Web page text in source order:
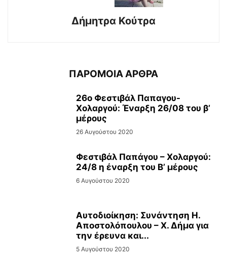
Δήμητρα Κούτρα
ΠΑΡΟΜΟΙΑ ΑΡΘΡΑ
26ο Φεστιβάλ Παπαγου-
Χολαργού: Έναρξη 26/08 του β’
μέρους
26 Αυγούστου 2020
Φεστιβάλ Παπάγου – Χολαργού:
24/8 η έναρξη του Β’ μέρους
6 Αυγούστου 2020
Αυτοδιοίκηση: Συνάντηση Η.
Αποστολόπουλου – Χ. Δήμα για
την έρευνα και...
5 Αυγούστου 2020